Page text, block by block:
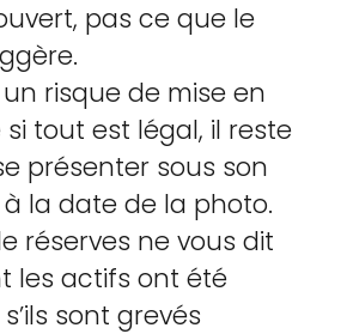
pas ce que le
un risque de mise en
si tout est légal, il reste
présenter sous son
à la date de la photo.
réserves ne vous dit
les actifs ont été
sont grevés